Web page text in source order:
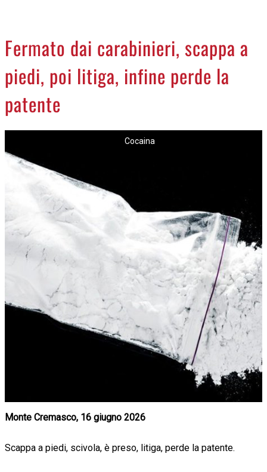
LA PIAZZA
ANIMALI
ACCEDI
Fermato dai carabinieri, scappa a
piedi, poi litiga, infine perde la
patente
Cocaina
Monte Cremasco, 16 giugno 2026
Scappa a piedi, scivola, è preso, litiga, perde la patente.